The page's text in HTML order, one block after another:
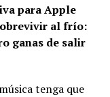
para Apple
al frío:
ganas de salir
tenga que